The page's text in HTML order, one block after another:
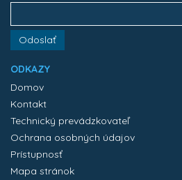
Odoslať
ODKAZY
Domov
Kontakt
Technický prevádzkovateľ
Ochrana osobných údajov
Prístupnosť
Mapa stránok